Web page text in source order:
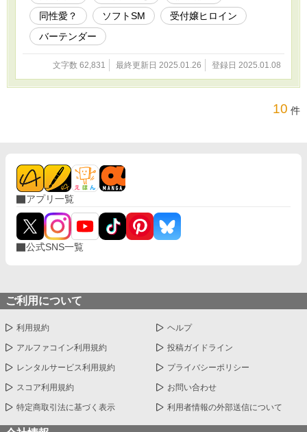
同性愛？
ソフトSM
受付嬢ヒロイン
バーテンダー
文字数 62,831 最終更新日 2025.01.26 登録日 2025.01.08
10 件
アプリ一覧
公式SNS一覧
ご利用について
利用規約 ヘルプ
アルファコイン利用規約 投稿ガイドライン
レンタルサービス利用規約 プライバシーポリシー
スコア利用規約 お問い合わせ
特定商取引法に基づく表示 利用者情報の外部送信について